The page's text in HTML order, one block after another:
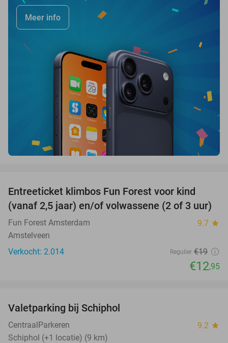
Meer info
Entreeticket klimbos Fun Forest voor kind
(vanaf 2,5 jaar) en/of volwassene (2 of 3 uur)
Fun Forest Amsterdam 9.7 star
Amstelveen
Verkocht: 2.014
Regulier €19
€12,95
Valetparking bij Schiphol
CentraalParkeren 9.2 star
Schiphol (+1 locatie) (9 km)